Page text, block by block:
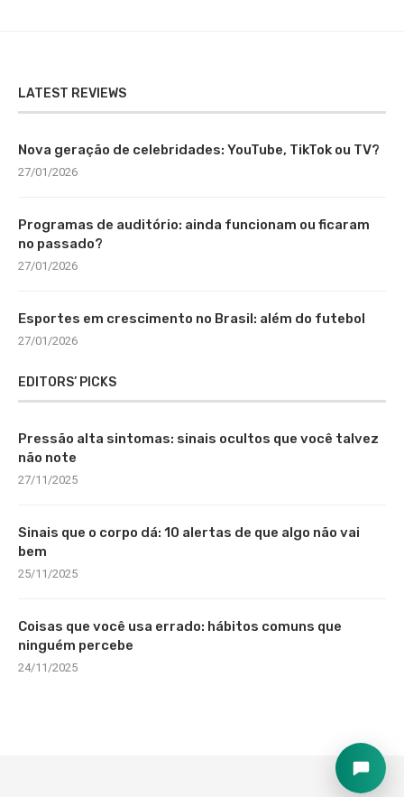
LATEST REVIEWS
Nova geração de celebridades: YouTube, TikTok ou TV?
27/01/2026
Programas de auditório: ainda funcionam ou ficaram
no passado?
27/01/2026
Esportes em crescimento no Brasil: além do futebol
27/01/2026
EDITORS’ PICKS
Pressão alta sintomas: sinais ocultos que você talvez
não note
27/11/2025
Sinais que o corpo dá: 10 alertas de que algo não vai
bem
25/11/2025
Coisas que você usa errado: hábitos comuns que
ninguém percebe
24/11/2025